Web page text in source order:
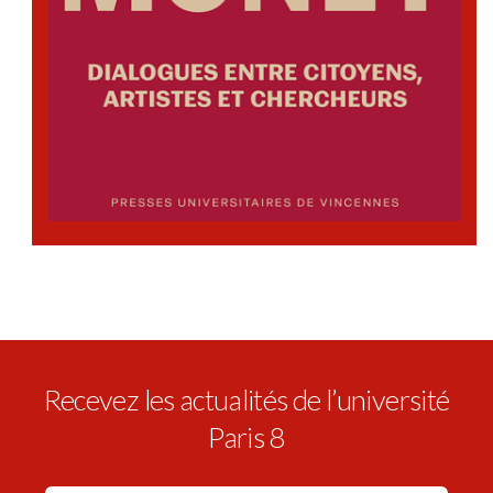
Recevez les actualités de l’université
Paris 8